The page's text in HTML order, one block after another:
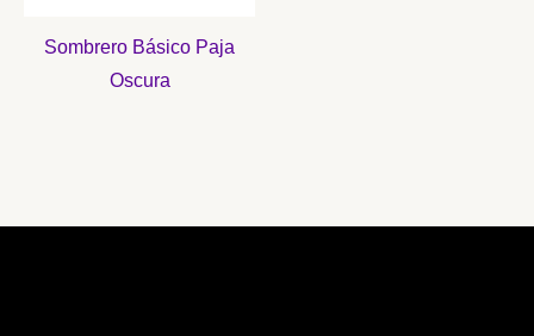
Sombrero Básico Paja
Oscura